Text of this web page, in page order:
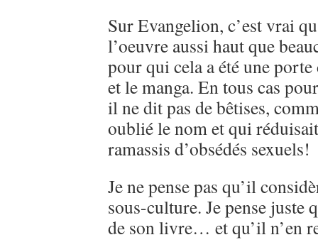
Sur Evangelion, c’est vrai
l’oeuvre aussi haut que
pour qui cela a été une porte
et le manga. En tous cas
il ne dit pas de bêtises,
oublié le nom et qui
ramassis d’obsédés sexuels!
Je ne pense pas qu’il
sous-culture. Je pense juste
de son livre… et qu’il n’en